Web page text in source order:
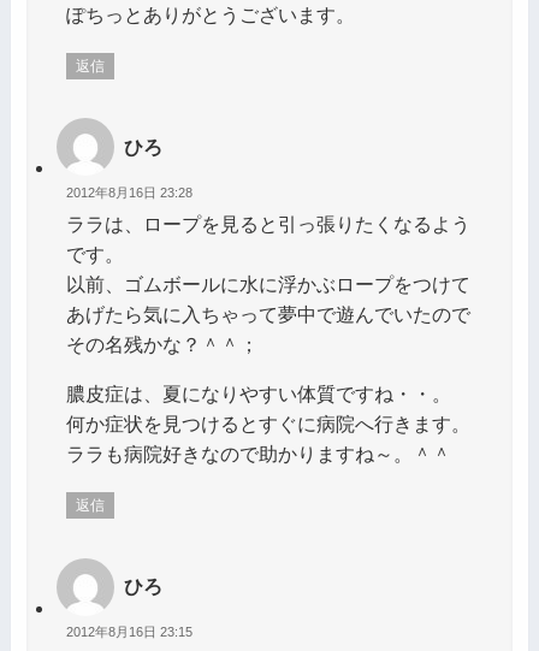
ぽちっとありがとうございます。
返信
ひろ
2012年8月16日 23:28
ララは、ロープを見ると引っ張りたくなるよう
です。
以前、ゴムボールに水に浮かぶロープをつけて
あげたら気に入ちゃって夢中で遊んでいたので
その名残かな？＾＾；
膿皮症は、夏になりやすい体質ですね・・。
何か症状を見つけるとすぐに病院へ行きます。
ララも病院好きなので助かりますね～。＾＾
返信
ひろ
2012年8月16日 23:15